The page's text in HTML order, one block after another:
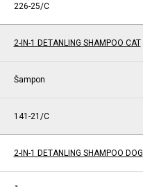
226-25/C
2-IN-1 DETANLING SHAMPOO CAT
Šampon
141-21/C
2-IN-1 DETANLING SHAMPOO DOG